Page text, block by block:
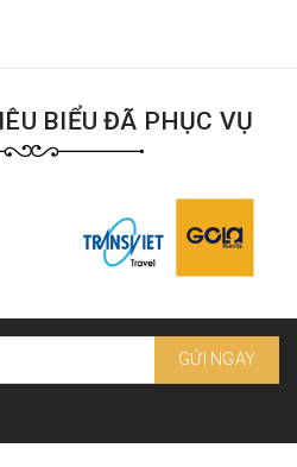
BIỂU ĐÃ PHỤC VỤ
GỬI NGAY